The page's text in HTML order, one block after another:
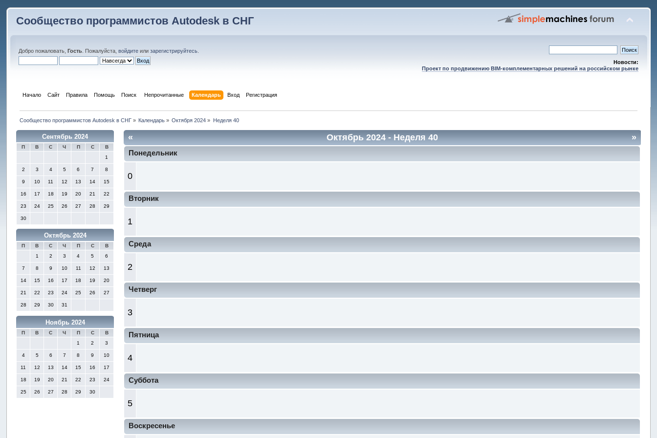
Сообщество программистов Autodesk в СНГ
Добро пожаловать,Гость . Пожалуйста,войдите илизарегистрируйтесь
Новости:
Проект по продвижению BIM-комплементарных решений на российском рынке
Начало Сайт Правила Помощь Поиск Непрочитанные Календарь Вход Регистрация
Сообщество программистов Autodesk в СНГ» Календарь » Октября 2024 » Неделя 40
Сентябрь 2024
П В С Ч П С
В
1
2 3 4 5 6 7 8
9 10 11 12 13 14 15
16 17 18 19 20 21 22
23 24 25 26 27 28 29
30
Октябрь 2024
П В С Ч П С
В
1
2 3 4 5 6
7 8 9 10 11 12 13
14 15 16 17 18 19 20
21 22 23 24 25 26 27
28 29 30 31
Ноябрь 2024
П В С Ч П С
В
1
2 3
4 5 6 7 8 9 10
11 12 13 14 15 16 17
18 19 20 21 22 23 24
25 26 27 28 29 30
« »
Октябрь 2024- Неделя 40
Понедельник
0
Вторник
1
Среда
2
Четверг
3
Пятница
4
Суббота
5
Воскресенье